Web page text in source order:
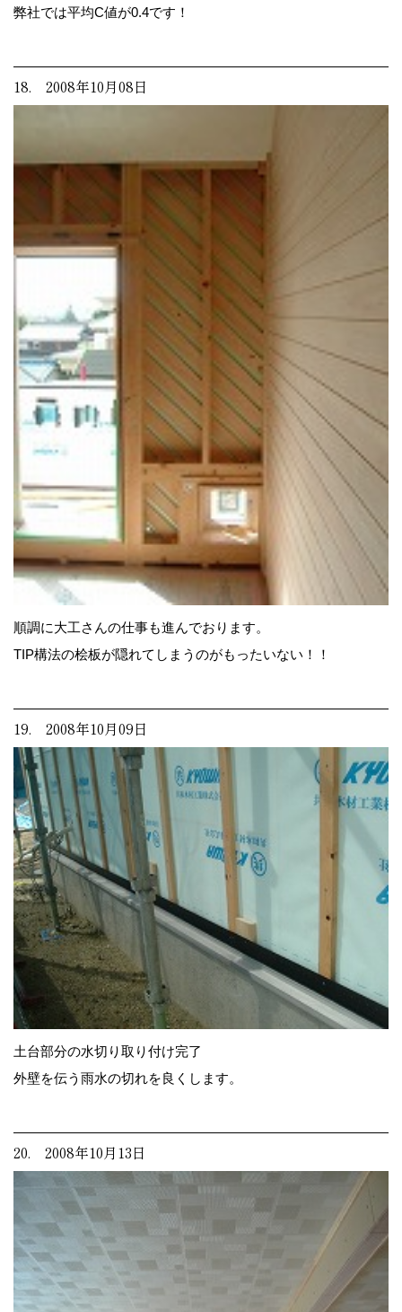
弊社では平均C値が0.4です！
18. 2008年10月08日
順調に大工さんの仕事も進んでおります。
TIP構法の桧板が隠れてしまうのがもったいない！！
19. 2008年10月09日
土台部分の水切り取り付け完了
外壁を伝う雨水の切れを良くします。
20. 2008年10月13日